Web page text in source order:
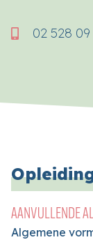
02 528 09
AANVULLENDE
Algemene